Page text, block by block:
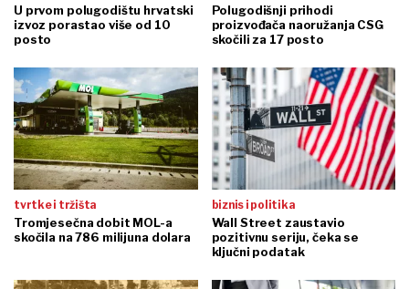
U prvom polugodištu hrvatski
izvoz porastao više od 10
posto
Polugodišnji prihodi
proizvođača naoružanja CSG
skočili za 17 posto
tvrtke i tržišta
Tromjesečna dobit MOL-a
skočila na 786 milijuna dolara
biznis i politika
Wall Street zaustavio
pozitivnu seriju, čeka se
ključni podatak